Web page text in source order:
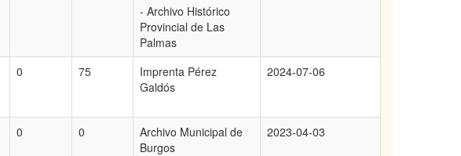
- Archivo Histórico
Provincial de Las
Palmas
0 75
Imprenta Pérez
Galdós
2024-07-06
0 0
Archivo Municipal de
Burgos
2023-04-03